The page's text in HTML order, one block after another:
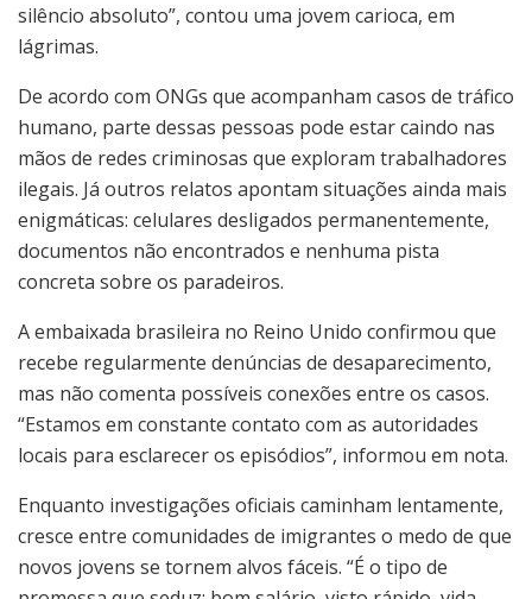
silêncio absoluto”, contou uma jovem carioca, em
lágrimas.
De acordo com ONGs que acompanham casos de tráfico
humano, parte dessas pessoas pode estar caindo nas
mãos de redes criminosas que exploram trabalhadores
ilegais. Já outros relatos apontam situações ainda mais
enigmáticas: celulares desligados permanentemente,
documentos não encontrados e nenhuma pista
concreta sobre os paradeiros.
A embaixada brasileira no Reino Unido confirmou que
recebe regularmente denúncias de desaparecimento,
mas não comenta possíveis conexões entre os casos.
“Estamos em constante contato com as autoridades
locais para esclarecer os episódios”, informou em nota.
Enquanto investigações oficiais caminham lentamente,
cresce entre comunidades de imigrantes o medo de que
novos jovens se tornem alvos fáceis. “É o tipo de